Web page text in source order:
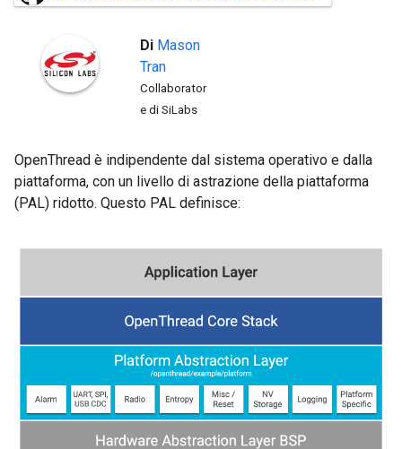
Di Mason
Tran
Collaborator
e di SiLabs
OpenThread è indipendente dal sistema operativo e dalla
piattaforma, con un livello di astrazione della piattaforma
(PAL) ridotto. Questo PAL definisce: